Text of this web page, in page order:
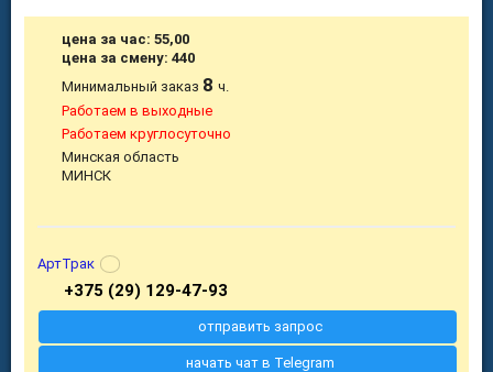
цена за час: 55,00
цена за смену: 440
Минимальный заказ 8ч.
Работаем в выходные
Работаем круглосуточно
Минская область
МИНСК
АртТрак
+375 (29) 129-47-93
отправить запрос
начать чат в Telegram